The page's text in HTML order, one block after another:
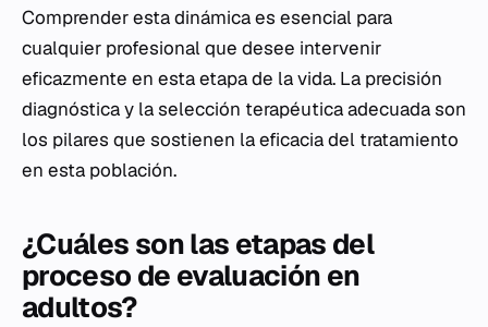
Comprender esta dinámica es esencial para
cualquier profesional que desee intervenir
eficazmente en esta etapa de la vida. La precisión
diagnóstica y la selección terapéutica adecuada son
los pilares que sostienen la eficacia del tratamiento
en esta población.
¿Cuáles son las etapas del
proceso de evaluación en
adultos?